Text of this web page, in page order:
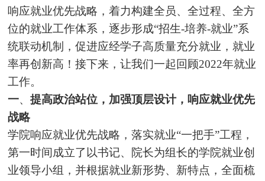
响应就业优先战略，着力构建全员、全过程、全方
位的就业工作体系，逐步形成“招生-培养-就业”系
统联动机制，促进应经学子高质量充分就业，就业
率再创新高！接下来，让我们一起回顾2022年就业
工作。
一、提高政治站位，加强顶层设计，响应就业优先
战略
学院响应就业优先战略，落实就业“一把手”工程，
第一时间成立了以书记、院长为组长的学院就业创
业领导小组，并根据就业新形势、新特点，全面梳